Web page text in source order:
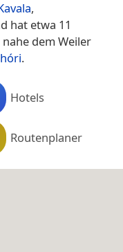
,
hat etwa 11
dem Weiler
.
Hotels
Routenplaner